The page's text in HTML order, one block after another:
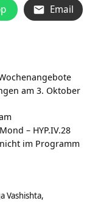
Email
am 3. Oktober
– HYP.IV.28
im Programm
Vashishta